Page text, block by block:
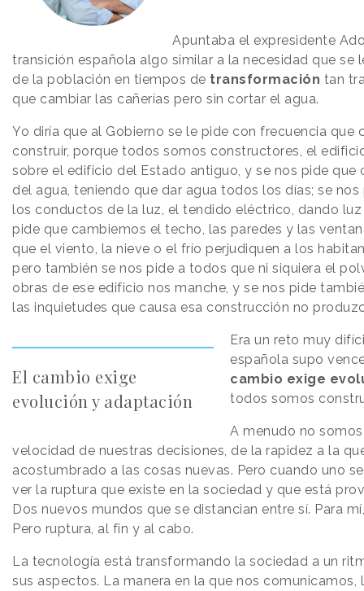
Apuntaba el expresidente
transición española algo similar a la necesidad que se
de la población en tiempos de transformación tan
que cambiar las cañerías pero sin cortar el agua.
Yo diría que al Gobierno se le pide con frecuencia que
construir, porque todos somos constructores, el
sobre el edificio del Estado antiguo, y se nos pide que
del agua, teniendo que dar agua todos los días; se
los conductos de la luz, el tendido eléctrico, dando
pide que cambiemos el techo, las paredes y las
que el viento, la nieve o el frío perjudiquen a los
pero también se nos pide a todos que ni siquiera el
obras de ese edificio nos manche, y se nos pide
las inquietudes que causa esa construcción no
El cambio exige
evolución y adaptación
Era un reto muy
española supo
cambio exige
todos somos
A menudo no
velocidad de nuestras decisiones, de la rapidez a la
acostumbrado a las cosas nuevas. Pero cuando uno
ver la ruptura que existe en la sociedad y que está
Dos nuevos mundos que se distancian entre sí. Para
Pero ruptura, al fin y al cabo.
La tecnología está transformando la sociedad a un
sus aspectos. La manera en la que nos comunicamos,